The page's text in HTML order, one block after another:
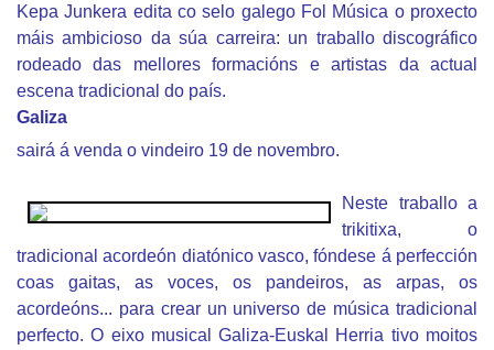
Kepa Junkera edita co selo galego Fol Música o proxecto
máis ambicioso da súa carreira: un traballo discográfico
rodeado das mellores formacións e artistas da actual
escena tradicional do país.
Galiza
sairá á venda o vindeiro 19 de novembro.
Neste traballo a
trikitixa, o
tradicional acordeón diatónico vasco, fóndese á perfección
coas gaitas, as voces, os pandeiros, as arpas, os
acordeóns... para crear un universo de música tradicional
perfecto. O eixo musical Galiza-Euskal Herria tivo moitos